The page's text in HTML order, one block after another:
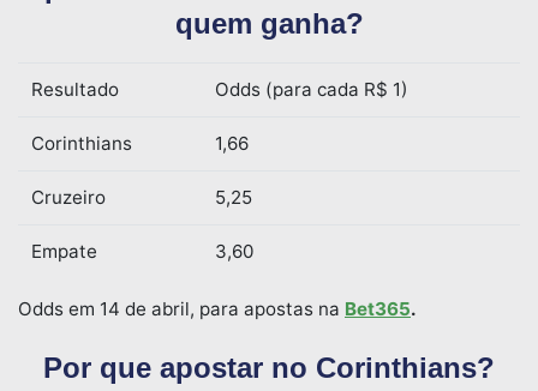
quem ganha?
Resultado Odds (para cada R$ 1)
Corinthians 1,66
Cruzeiro 5,25
Empate 3,60
Odds em 14 de abril, para apostas na Bet365.
Por que apostar no Corinthians?